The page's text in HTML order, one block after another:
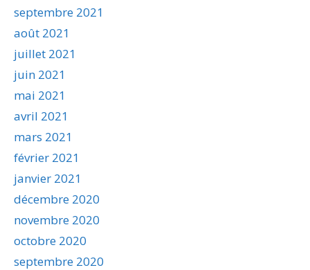
septembre 2021
août 2021
juillet 2021
juin 2021
mai 2021
avril 2021
mars 2021
février 2021
janvier 2021
décembre 2020
novembre 2020
octobre 2020
septembre 2020